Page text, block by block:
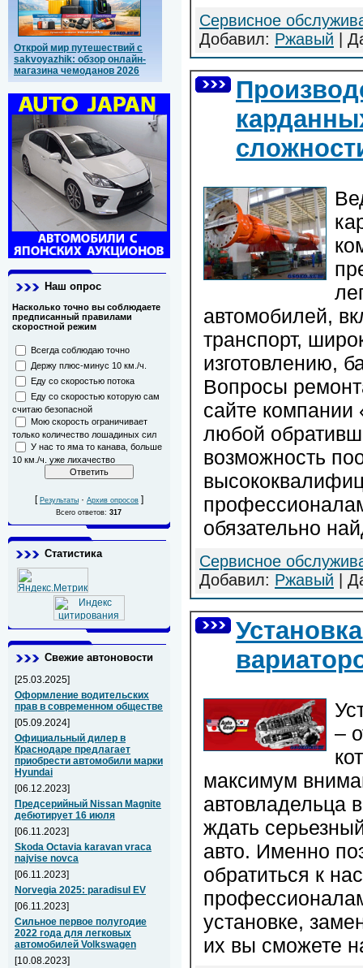
Открой мир путешествий с
sakvoyazhik: обзор онлайн-
магазина чемоданов 2026
Наш опрос
Насколько точно вы соблюдаете
предписанный правилами
скоростной режим
Всегда соблюдаю точно
Держу плюс-минус 10 км./ч.
Еду со скоростью потока
Еду со скоростью которую сам
считаю безопасной
Мою скорость ограничивает
только количество лошадиных сил
У нас то яма то канава, больше
10 км./ч. уже лихачество
[ Результаты · Архив опросов ]
Всего ответов:317
Статистика
Свежие автоновости
[25.03.2025]
Оформление водительских
прав в современном обществе
[05.09.2024]
Официальный дилер в
Краснодаре предлагает
приобрести автомобили марки
Hyundai
[06.12.2023]
Предсерийный Nissan Magnite
дебютирует 16 июля
[06.11.2023]
Skoda Octavia karavan vraca
najvise novca
[06.11.2023]
Norvegia 2025: paradisul EV
[06.11.2023]
Сильное первое полугодие
2022 года для легковых
автомобилей Volkswagen
[10.08.2023]
Сервисное
Добавил: Ржавый |
автомобилей,
транспорт,
изготовлению,
Вопросы
сайте
любой
возможность
обязательно
Сервисное
Добавил: Ржавый |
–
максимум
автовладельца
ждать
авто. Именно
обратиться к
установке,
их вы сможете